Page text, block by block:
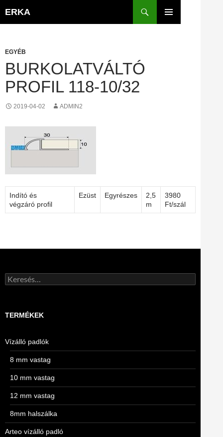
ERKA
EGYÉB
BURKOLATVÁLTÓ
PROFIL 118-10/32
2019-04-02 ADMIN2
Indító és
végzáró profil
Ezüst Egyrészes
2,5
m
3980
Ft/szál
Keresés:
TERMÉKEK
Vízálló padlók
8 mm vastag
10 mm vastag
12 mm vastag
8mm halszálka
Arteo vízálló padló